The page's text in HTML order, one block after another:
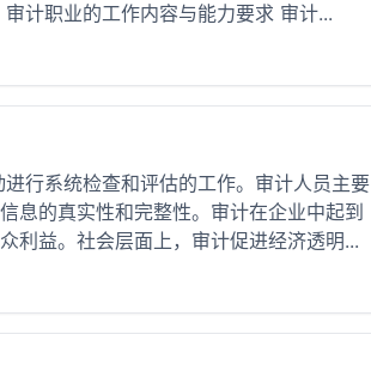
计职业的工作内容与能力要求 审计...
行系统检查和评估的工作。审计人员主要
息的真实性和完整性。审计在企业中起到
利益。社会层面上，审计促进经济透明...